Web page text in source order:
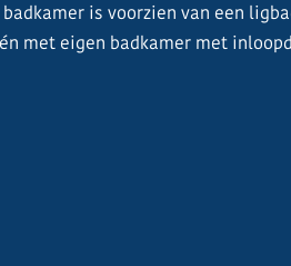
is voorzien van een
met eigen badkamer met